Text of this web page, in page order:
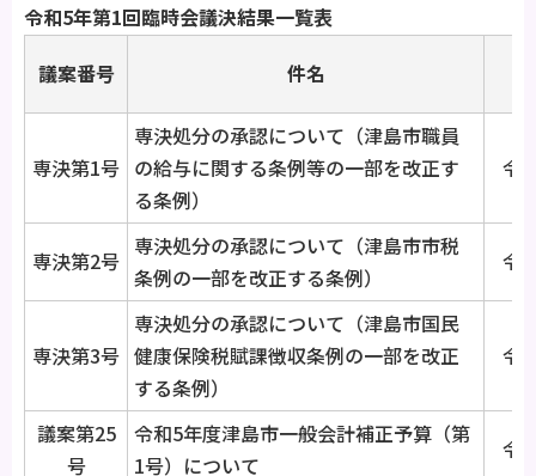
令和5年第1回臨時会議決結果一覧表
議案番号
件名
専決第1号
専決処分の承認について（津島市職員
の給与に関する条例等の一部を改正す
る条例）
令
専決第2号
専決処分の承認について（津島市市税
条例の一部を改正する条例）
令
専決第3号
専決処分の承認について（津島市国民
健康保険税賦課徴収条例の一部を改正
する条例）
令
議案第25
号
令和5年度津島市一般会計補正予算（第
1号）について
令